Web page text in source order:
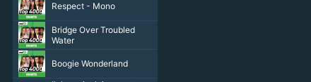
Respect - Mono
Bridge Over Troubled
Water
Boogie Wonderland